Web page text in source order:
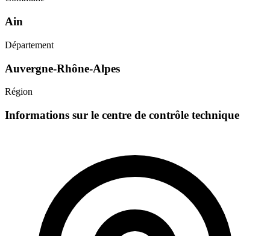
Ain
Département
Auvergne-Rhône-Alpes
Région
Informations sur le centre de contrôle technique